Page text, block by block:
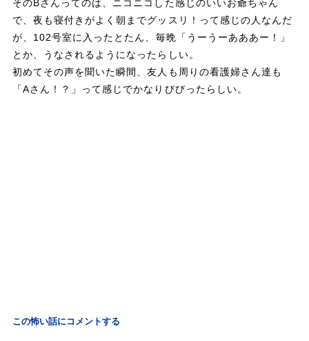
そのBさんってのは、ニコニコした感じのいいお爺ちゃん
で、夜も寝付きがよく朝までグッスリ！って感じの人なんだ
が、102号室に入ったとたん、毎晩「うーうーあああー！」
とか、うなされるようになったらしい。
初めてその声を聞いた瞬間、友人も周りの看護婦さん達も
「Aさん！？」って感じでかなりびびったらしい。
この怖い話にコメントする